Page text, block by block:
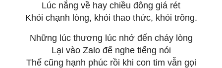
Lúc nắng về hay chiều đông giá rét
Khỏi chạnh lòng, khỏi thao thức, khỏi trông.
Những lúc thương lúc nhớ đến cháy lòng
Lại vào Zalo để nghe tiếng nói
Thế cũng hạnh phúc rồi khi con tim vẫn gọi